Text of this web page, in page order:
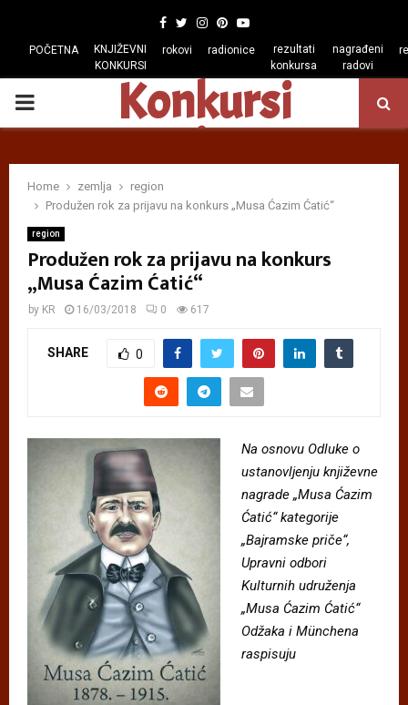
Facebook
TwitterInstagram
Pinterest
Youtube
POČETNA
KNJIŽEVNI
KONKURSI
rokovi radionice
rezultati
konkursa
nagrađeni
radovi
PRIMARY
Konkursi
regiona
Home zemlja
region
Produžen rok za prijavu na konkurs „Musa Ćazim Ćatić“
region
Produžen rok za prijavu na konkurs
„Musa Ćazim Ćatić“
by KR 16/03/2018 0 617
SHARE 0
Na osnovu Odluke o
ustanovljenju književne
nagrade „Musa Cazim
Catić“ kategorije
„Bajramske priče“,
Upravni odbori
Kulturnih udruženja
„Musa Cazim Catić“
Odžaka i Münchena
raspisuju